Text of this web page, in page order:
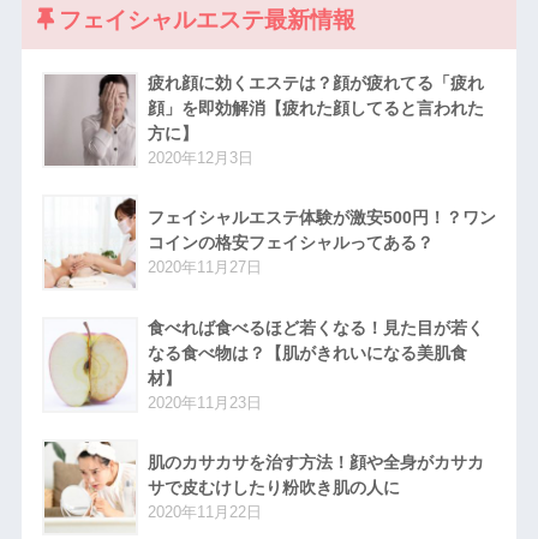
フェイシャルエステ最新情報
疲れ顔に効くエステは？顔が疲れてる「疲れ
顔」を即効解消【疲れた顔してると言われた
方に】
2020年12月3日
フェイシャルエステ体験が激安500円！？ワン
コインの格安フェイシャルってある？
2020年11月27日
食べれば食べるほど若くなる！見た目が若く
なる食べ物は？【肌がきれいになる美肌食
材】
2020年11月23日
肌のカサカサを治す方法！顔や全身がカサカ
サで皮むけしたり粉吹き肌の人に
2020年11月22日